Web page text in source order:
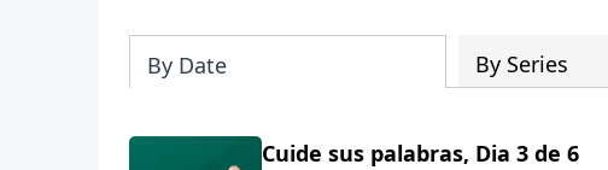
By Date By Series
Cuide sus palabras, Dia 3 de 6